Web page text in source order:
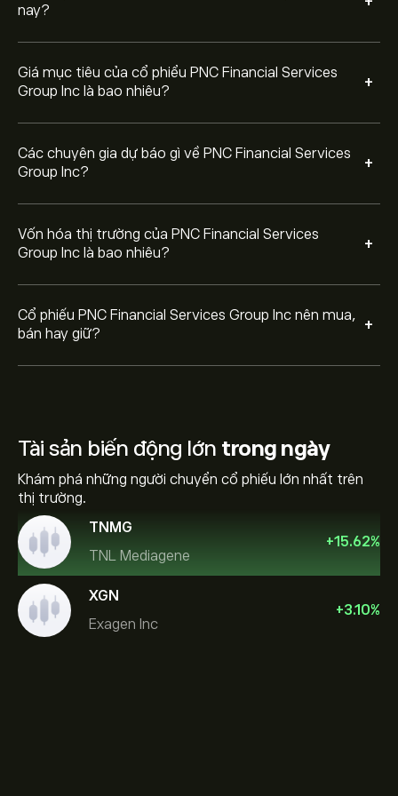
nay?
Giá mục tiêu của cổ phiểu PNC Financial Services
Group Inc là bao nhiêu?
+
Các chuyên gia dự báo gì về PNC Financial Services
Group Inc?
+
Vốn hóa thị trường của PNC Financial Services
Group Inc là bao nhiêu?
+
Cổ phiếu PNC Financial Services Group Inc nên mua,
bán hay giữ?
+
Tài sản biến động lớn trong ngày
Khám phá những người chuyển cổ phiếu lớn nhất trên
thị trường.
TNMG
TNL Mediagene
+15.62%
XGN
Exagen Inc
+3.10%